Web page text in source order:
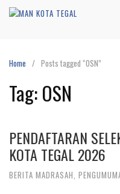
Home Posts tagged “OSN”
Tag:OSN
PENDAFTARAN
KOTA TEGAL 2026
BERITA MADRASAH,